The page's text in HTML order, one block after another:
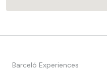
Barceló Experiences